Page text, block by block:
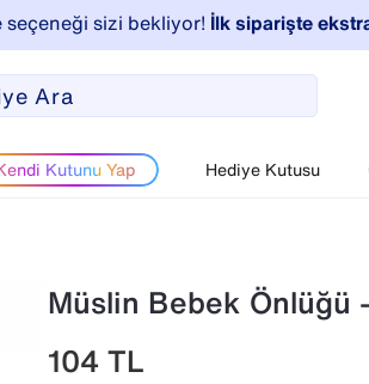
seçeneği sizi bekliyor! İlk siparişte
Kutunu Yap Hediye Kutusu
Müslin Bebek Önlüğü
104 TL